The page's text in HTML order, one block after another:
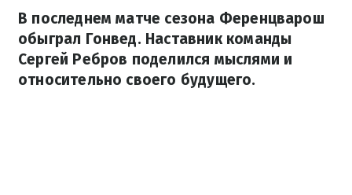
В последнем матче сезона Ференцварош
обыграл Гонвед. Наставник команды
Сергей Ребров поделился мыслями и
относительно своего будущего.